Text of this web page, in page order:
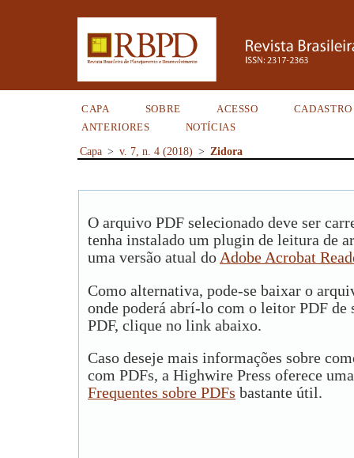
CAPA SOBRE ACESSO
CADASTRO
ANTERIORES
NOTÍCIAS
Capa > v. 7, n. 4 (2018) > Zidora
O arquivo PDF selecionado deve ser
tenha instalado um plugin de leitura de
uma versão atual do Adobe Acrobat
Como alternativa, pode-se baixar o
onde poderá abrí-lo com o leitor PDF de
PDF, clique no link abaixo.
Caso deseje mais informações sobre
com PDFs, a Highwire Press oferece
Frequentes sobre PDFs bastante útil.